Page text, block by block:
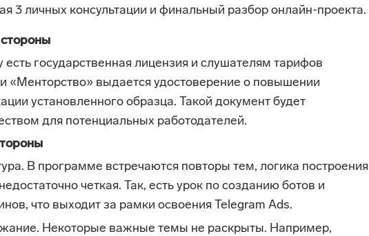
3 личных консультации и финальный разбор онлайн-проекта.
есть государственная лицензия и слушателям тарифов
«Менторство» выдается удостоверение о повышении
установленного образца. Такой документ будет
для потенциальных работодателей.
В программе встречаются повторы тем, логика построения
четкая. Так, есть урок по созданию ботов и
что выходит за рамки освоения Telegram Ads.
Некоторые важные темы не раскрыты. Например,